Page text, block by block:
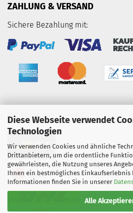
Diese Webseite verwendet
Technologien
Wir verwenden Cookies und ähnliche
Drittanbietern, um die ordentliche
gewährleisten, die Nutzung unseres
Ihnen ein bestmögliches
Informationen finden Sie in unserer
Alle
ZAHLUNG & VERSAND
Sichere Bezahlung mit:
Wir versenden schnell mit: